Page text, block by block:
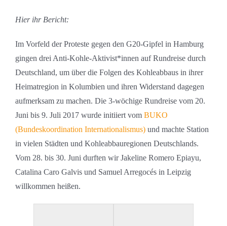
Hier ihr Bericht:
Im Vorfeld der Proteste gegen den G20-Gipfel in Hamburg
gingen drei Anti-Kohle-Aktivist*innen auf Rundreise durch
Deutschland, um über die Folgen des Kohleabbaus in ihrer
Heimatregion in Kolumbien und ihren Widerstand dagegen
aufmerksam zu machen. Die 3-wöchige Rundreise vom 20.
Juni bis 9. Juli 2017 wurde initiiert vom BUKO
(Bundeskoordination Internationalismus) und machte Station
in vielen Städten und Kohleabbauregionen Deutschlands.
Vom 28. bis 30. Juni durften wir Jakeline Romero Epiayu,
Catalina Caro Galvis und Samuel Arregocés in Leipzig
willkommen heißen.